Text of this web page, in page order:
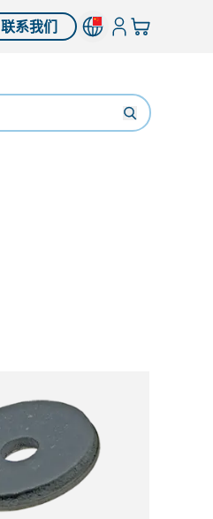
联系我们 登入您的购物车